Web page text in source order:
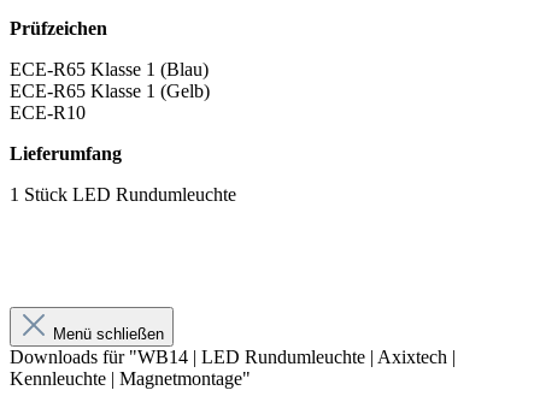
Prüfzeichen
ECE-R65 Klasse 1 (Blau)
ECE-R65 Klasse 1 (Gelb)
ECE-R10
Lieferumfang
1 Stück LED Rundumleuchte
Menü schließen
Downloads für "WB14 | LED Rundumleuchte | Axixtech |
Kennleuchte | Magnetmontage"